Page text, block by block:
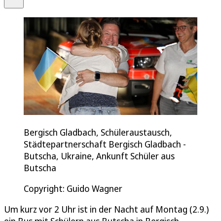
Bergisch Gladbach, Schüleraustausch,
Städtepartnerschaft Bergisch Gladbach -
Butscha, Ukraine, Ankunft Schüler aus
Butscha
Copyright: Guido Wagner
Um kurz vor 2 Uhr ist in der Nacht auf Montag (2.9.)